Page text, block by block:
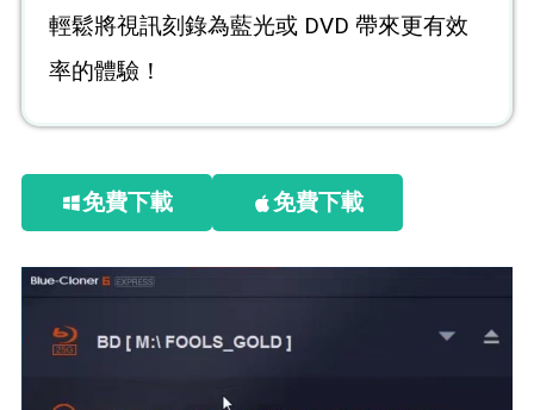
輕鬆將視訊刻錄為藍光或 DVD 帶來更有效
率的體驗！
免費下載 免費下載